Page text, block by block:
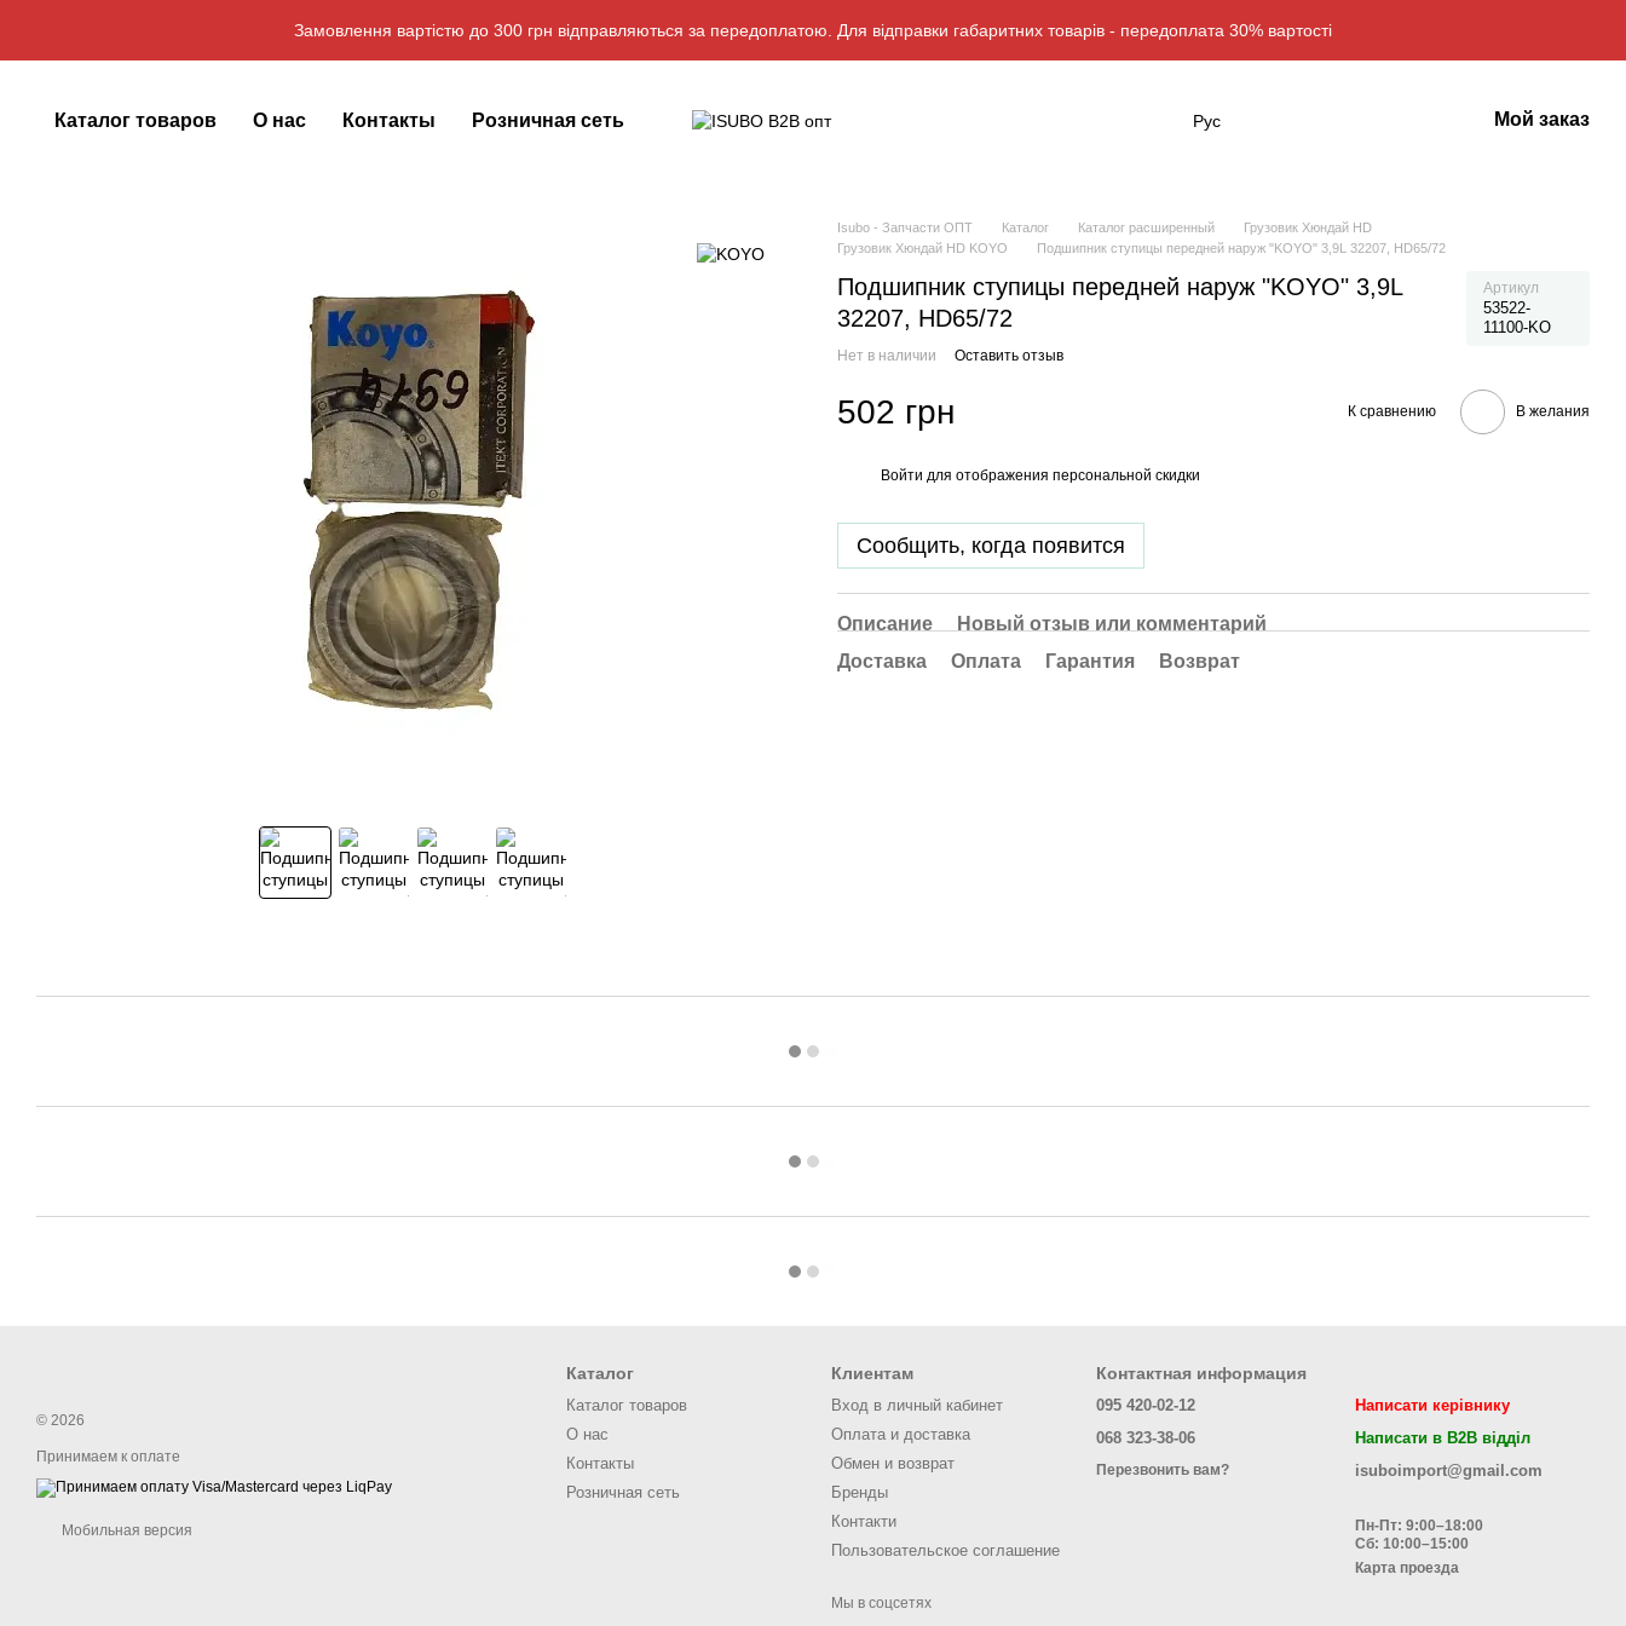
Замовлення вартістю до 300 грн відправляються за передоплатою. Для відправки габаритних товарів - передоплата 30% вартості
Каталог товаров О нас Контакты Розничная сеть Рус Мой заказ
Isubo - Запчасти ОПТ Каталог Каталог расширенный
Грузовик Хюндай HD
Грузовик Хюндай HD KOYO
Подшипник ступицы передней наруж "KOYO" 3,9L 32207, HD65/72
Подшипник ступицы передней наруж "KOYO" 3,9L
32207, HD65/72
Артикул
53522-
11100-KO
Нет в наличии Оставить отзыв
502 грн К сравнению В желания
Войти для отображения персональной скидки
Сообщить, когда появится
Описание
Новый отзыв или комментарий
Доставка
Оплата Гарантия Возврат
© 2026
Принимаем к оплате
Мобильная версия
Каталог
Каталог товаров
О нас
Контакты
Розничная сеть
Клиентам
Вход в личный кабинет
Оплата и доставка
Обмен и возврат
Бренды
Контакти
Пользовательское соглашение
Мы в соцсетях
Контактная информация
095 420-02-12
068 323-38-06
Перезвонить вам?
Написати керівнику
Написати в B2B відділ
isuboimport@gmail.com
Пн-Пт: 9:00–18:00
Сб: 10:00–15:00
Карта проезда